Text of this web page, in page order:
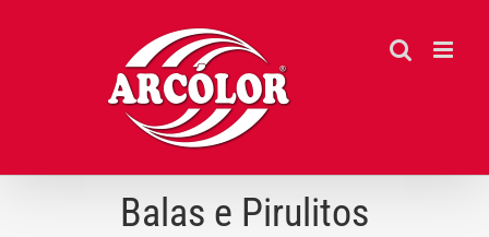
Balas e Pirulitos